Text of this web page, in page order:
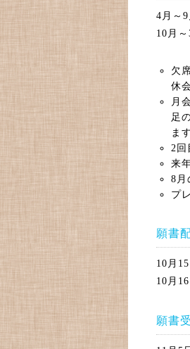
4月～
10月
欠
休
月
足
ま
2回
来
8月
プ
願書
10月
10月
願書